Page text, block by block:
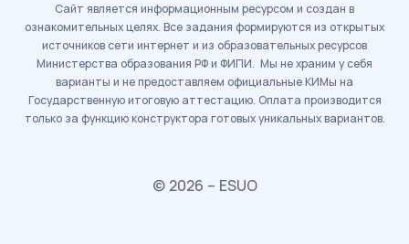
Сайт является информационным ресурсом и создан в
ознакомительных целях. Все задания формируются из открытых
источников сети интернет и из образовательных ресурсов
Министерства образования РФ и ФИПИ. Мы не храним у себя
варианты и не предоставляем официальные КИМы на
Государственную итоговую аттестацию. Оплата производится
только за функцию конструктора готовых уникальных вариантов.
© 2026 – ESUO